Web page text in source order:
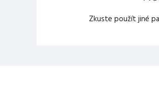
Zkuste použít jiné